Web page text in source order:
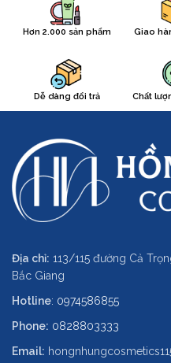
Hơn 2.000 sản phẩm Giao
Dễ dàng đổi trả Chất
Địa chỉ: 113/115 đường Cả
Bắc Giang
Hotline: 0974586855
Phone: 0828803333
Email: